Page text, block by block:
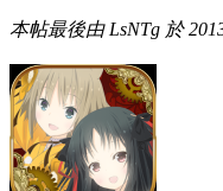
本帖最後由 LsNTg 於